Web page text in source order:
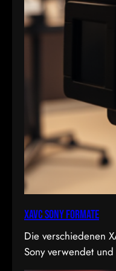
XAVC Sony Formate
Die verschiedenen
Sony verwendet
Bedürfnisse in